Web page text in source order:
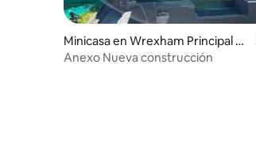
Minicasa en Wrexham Principal Ar
ea
Anexo Nueva construcción